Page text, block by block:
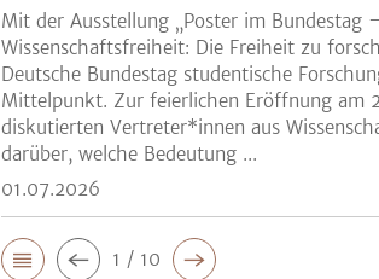
Mit der Ausstellung „Poster im Bundestag
Wissenschaftsfreiheit: Die Freiheit zu
Deutsche Bundestag studentische
Mittelpunkt. Zur feierlichen Eröffnung am
diskutierten Vertreter*innen aus
darüber, welche Bedeutung ...
01.07.2026
1 / 10